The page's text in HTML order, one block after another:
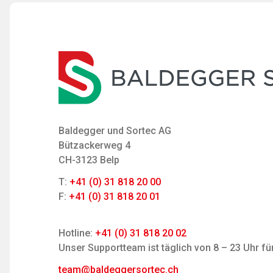
Baldegger und Sortec AG
Bützackerweg 4
CH-3123 Belp
T: +41 (0) 31 818 20 00
F: +41 (0) 31 818 20 01
Hotline: +41 (0) 31 818 20 02
Unser Supportteam ist täglich von 8 – 23 Uhr
team@baldeggersortec.ch